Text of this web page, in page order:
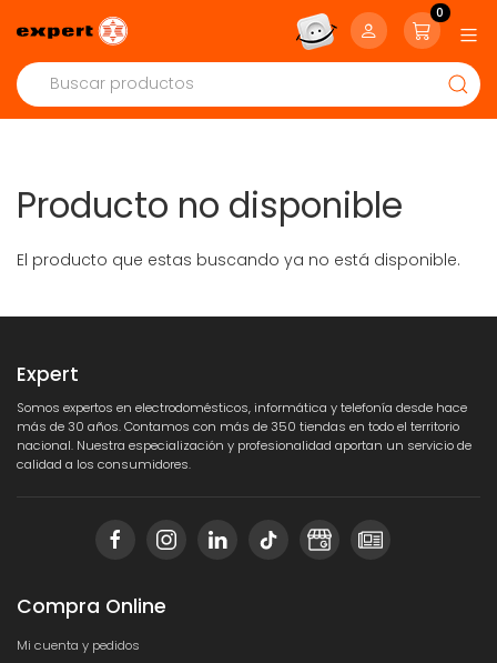
0
Producto no disponible
El producto que estas buscando ya no está disponible.
Expert
Somos expertos en electrodomésticos, informática y telefonía desde hace
más de 30 años. Contamos con más de 350 tiendas en todo el territorio
nacional. Nuestra especialización y profesionalidad aportan un servicio de
calidad a los consumidores.
Compra Online
Mi cuenta y pedidos